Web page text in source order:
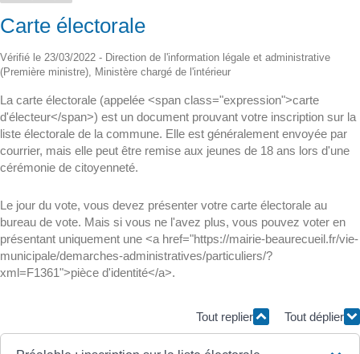
Carte électorale
Vérifié le 23/03/2022 - Direction de l'information légale et administrative
(Première ministre), Ministère chargé de l'intérieur
La carte électorale (appelée <span class="expression">carte
d'électeur</span>) est un document prouvant votre inscription sur la
liste électorale de la commune. Elle est généralement envoyée par
courrier, mais elle peut être remise aux jeunes de 18 ans lors d'une
cérémonie de citoyenneté.
Le jour du vote, vous devez présenter votre carte électorale au
bureau de vote. Mais si vous ne l'avez plus, vous pouvez voter en
présentant uniquement une <a href="https://mairie-beaurecueil.fr/vie-
municipale/demarches-administratives/particuliers/?
xml=F1361">pièce d'identité</a>.
Tout replier Tout déplier